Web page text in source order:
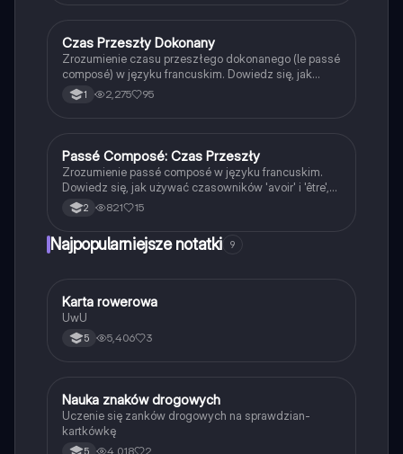
Język francuski
Czas Przeszły Dokonany
Zrozumienie czasu przeszłego dokonanego (le passé
composé) w języku francuskim. Dowiedz się, jak
używać czasowników 'être' i 'avoir', tworzyć
imiesłowy oraz stosować negację. Idealne dla
1 2,275 95
Język francuski
Passé Composé: Czas Przeszły
Zrozumienie passé composé w języku francuskim.
Dowiedz się, jak używać czasowników 'avoir' i 'être',
oraz poznaj zasady tworzenia formy przeszłej.
Idealne dla uczniów przygotowujących się do
czasowniki oraz przykłady użycia.
2 821 15
Najpopularniejsze notatki 9
KTechnika
Karta rowerowa
UwU
5 5,406 3
NTechnika
Nauka znaków drogowych
Uczenie się zanków drogowych na sprawdzian-
kartkówkę
5 4,018 2